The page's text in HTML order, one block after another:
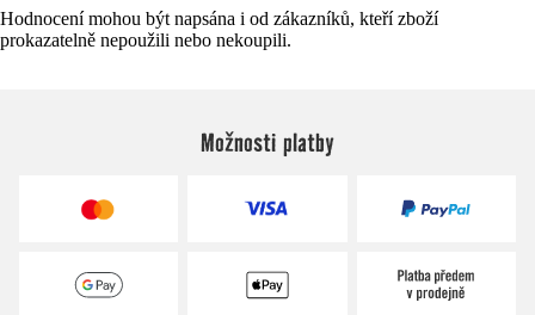
Hodnocení mohou být napsána i od zákazníků, kteří zboží
prokazatelně nepoužili nebo nekoupili.
Možnosti platby